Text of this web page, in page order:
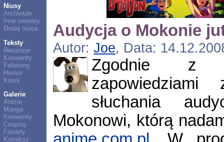
Niusy
Archiwum
Inne serwisy
Dodaj niusa
Teksty
Recenzje
Konwenty
Felietony
Humor
Kiosk
Galerie
Anime
Manga
Konwenty
Cosplay
Fanarty
Komiksy
Audycja o Mokonie
Autor:Joe, Data:
Zgodnie z
zapowiedziami
słuchania
Mokonowi, którą